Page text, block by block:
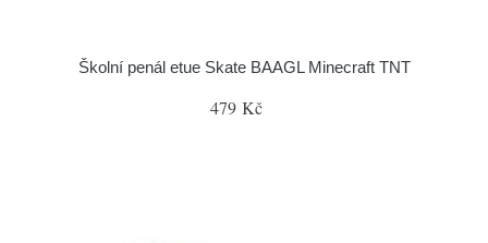
Školní penál etue Skate BAAGL Minecraft TNT
479 Kč